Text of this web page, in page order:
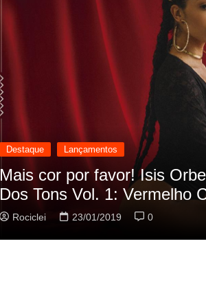
Destaque Lançamentos
Rashid vai buscar nos HQs
sua nova música
Rociclei 22/01/2019 0